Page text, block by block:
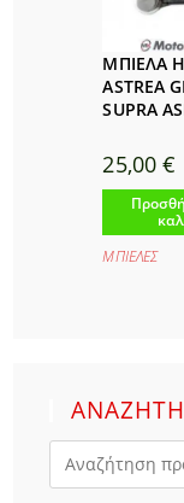
ΜΠΙΕΛΑ
ASTREA
SUPRA
25,00€
ΜΠΙΕΛΕΣ